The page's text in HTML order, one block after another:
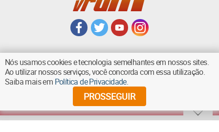
VOLTAR AO TOPO
Diários Associados - Todos os direitos reservados
Nós usamos cookies e tecnologia semelhantes em nossos sites.
Ao utilizar nossos serviços, você concorda com essa utilização.
Saiba mais em Política de Privacidade.
PROSSEGUIR